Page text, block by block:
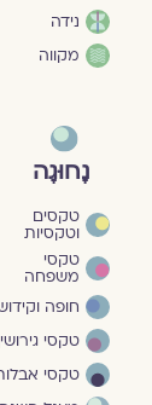
נידה
מקווה
נָחוּגָה
טקסים
וטקסיות
טקסי
משפחה
חופה וקידושין
טקסי גירושין
טקסי אבלות